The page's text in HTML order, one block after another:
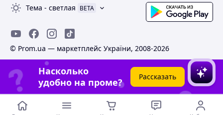
Тема - светлая BETA
© Prom.ua — маркетплейс України, 2008-2026
Насколько
удобно на проме?
Рассказать